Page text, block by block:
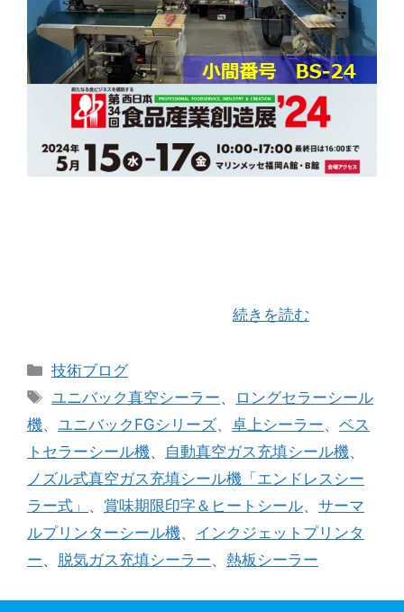
続きを読む
カ
テ
リ
ー
技術ブログ
タ
グ
ユニバック真空シーラー、
ロングセラーシール
機、 ユニバックFGシリーズ、 卓上シーラー、 ベス
トセラーシール機、 自動真空ガス充填シール機、
ノズル式真空ガス充填シール機「エンドレスシー
ラー式」 、 賞味期限印字＆ヒートシール、 サーマ
ルプリンターシール機、 インクジェットプリンタ
ー、 脱気ガス充填シーラー、 熱板シーラー